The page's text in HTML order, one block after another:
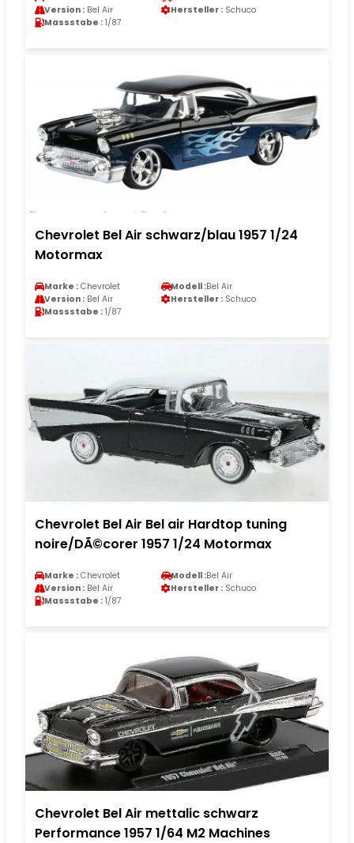
Version : Bel Air Hersteller : Schuco
Massstabe : 1/87
Chevrolet Bel Air schwarz/blau 1957 1/24
Motormax
Marke : Chevrolet Modell :Bel Air
Version : Bel Air Hersteller : Schuco
Massstabe : 1/87
Chevrolet Bel Air Bel air Hardtop tuning
noire/DÃ©corer 1957 1/24 Motormax
Marke : Chevrolet Modell :Bel Air
Version : Bel Air Hersteller : Schuco
Massstabe : 1/87
Chevrolet Bel Air mettalic schwarz
Performance 1957 1/64 M2 Machines